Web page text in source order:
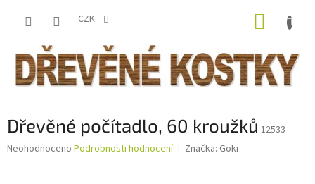
CZK
Dřevěné počítadlo, 60 kroužků 12533
Průměrné
Neohodnoceno Podrobnosti hodnocení Značka: Goki